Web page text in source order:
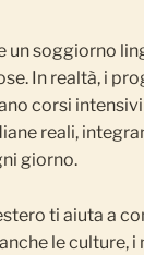
un soggiorno
In realtà, i
corsi
reali,
giorno.
ti aiuta a
le culture,